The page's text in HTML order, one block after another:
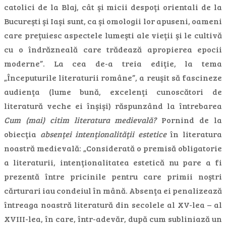
catolici de la Blaj, cât şi micii despoţi orientali de la
Bucureşti şi Iaşi sunt, ca şi omologii lor apuseni, oameni
care preţuiesc aspectele lumeşti ale vieţii şi le cultivă
cu o îndrăzneală care trădează apropierea epocii
moderne”. La cea de-a treia ediţie, la tema
„Începuturile literaturii române”, a reuşit să fascineze
audienţa (lume bună, excelenţi cunoscători de
literatură veche ei înşişi) răspunzând la întrebarea
Cum (mai) citim literatura medievală? Pornind de la
obiecţia absenţei intenţionalităţii esteticeîn literatura
noastră medievală: „Considerată o premisă obligatorie
a literaturii, intenţionalitatea estetică nu pare a fi
prezentă între pricinile pentru care primii noştri
cărturari iau condeiul în mână. Absenţa ei penalizează
întreaga noastră literatură din secolele al XV-lea – al
XVIII-lea, în care, într-adevăr, după cum subliniază un